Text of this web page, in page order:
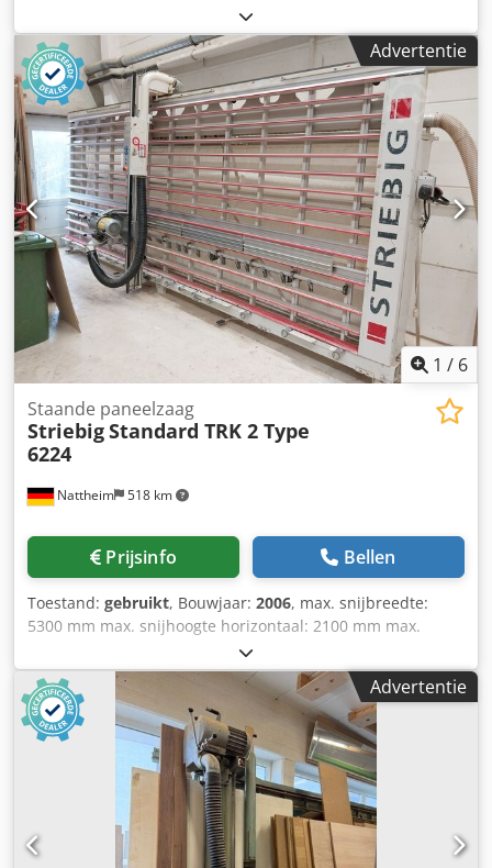
specificaties: Vermogen: 4,4 kW (5,98 pk) Inspanning: 400 V
Dkodpeznncmsfx Adwor Ingangsstroom: 12 A Snijhoogte
(max.): 2.200 mm Snijbreedte (max.): 4.300 mm Zaagblad
diameter: 300 mm Toerental (min.): 4.750 tpm Totale
lengte: 5.400 mm Totaal gewicht: 1.000 kg Locatie: direct
beschikbaar vanuit ons magazijn in 54634 Bitburg.
Advertentie
1 / 6
Nattheim 518 km
Staande paneelzaag
StriebigStandard TRK 2 Type
6224
Prijsinfo Bellen
Toestand: gebruikt, Bouwjaar: 2006, max. snijbreedte:
5300 mm max. snijhoogte horizontaal: 2100 mm max.
snijhoogte verticaal: 2240 mm max. bewerkingsdikte: 80
mm zaagblad diameter: 300 mm zaagblad boring: 30 mm
ondersteuningsplaat: vaste rollen materiaalondersteuning:
flexibele kunststof latten ondersteuning voor kleine
onderdelen: ja Dodpfxezrmwws Adwjkr meetsysteem:
schaal kantelbare zaagkop: handmatig zaagvoorschub:
handmatig stofafzuiging: externe stofafzuiging
vergrendeling zaagbalk: handmatig gewicht (ca.): 1000 kg
afmetingen: 6660 x 1426 x 3015 mm motorvermogen: 5,5
kW stofafzuigdiameter: 140 mm opslaglocatie: Nattheim
Advertentie